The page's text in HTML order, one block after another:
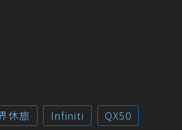
休旅 Infiniti QX50